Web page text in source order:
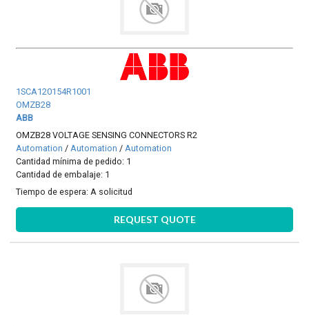
1SCA120154R1001
OMZB28
ABB
OMZB28 VOLTAGE SENSING CONNECTORS R2
Automation / Automation / Automation
Cantidad mínima de pedido: 1
Cantidad de embalaje: 1
Tiempo de espera:A solicitud
REQUEST QUOTE